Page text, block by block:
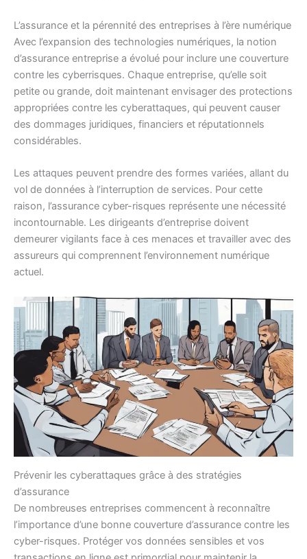
L’assurance et la pérennité des entreprises à l’ère numérique
Avec l’expansion des technologies numériques, la notion
d’assurance entreprise a évolué pour inclure une couverture
contre les cyberrisques. Chaque entreprise, qu’elle soit
petite ou grande, doit maintenant envisager des protections
appropriées contre les cyberattaques, qui peuvent causer
des dommages juridiques, financiers et réputationnels
considérables.
Les attaques peuvent prendre des formes variées, allant du
vol de données à l’interruption de services. Pour cette
raison, l’assurance cyber-risques représente une nécessité
incontournable. Les dirigeants d’entreprise doivent
demeurer vigilants face à ces menaces et travailler avec des
assureurs qui comprennent l’environnement numérique
actuel.
Prévenir les cyberattaques grâce à des stratégies
d’assurance
De nombreuses entreprises commencent à reconnaître
l’importance d’une bonne couverture d’assurance contre les
cyber-risques. Protéger vos données sensibles et vos